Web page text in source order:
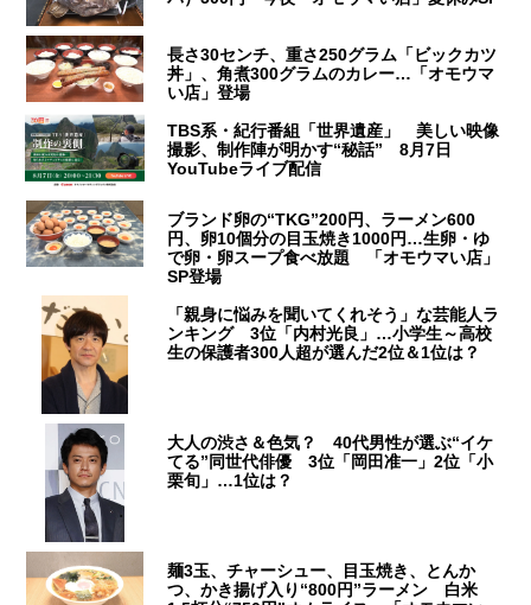
長さ30センチ、重さ250グラム「ビックカツ
丼」、角煮300グラムのカレー…「オモウマ
い店」登場
TBS系・紀行番組「世界遺産」 美しい映像
撮影、制作陣が明かす“秘話” 8月7日
YouTubeライブ配信
ブランド卵の“TKG”200円、ラーメン600
円、卵10個分の目玉焼き1000円…生卵・ゆ
で卵・卵スープ食べ放題 「オモウマい店」
SP登場
「親身に悩みを聞いてくれそう」な芸能人ラ
ンキング 3位「内村光良」…小学生～高校
生の保護者300人超が選んだ2位＆1位は？
大人の渋さ＆色気？ 40代男性が選ぶ“イケ
てる”同世代俳優 3位「岡田准一」2位「小
栗旬」…1位は？
麺3玉、チャーシュー、目玉焼き、とんか
つ、かき揚げ入り“800円”ラーメン 白米